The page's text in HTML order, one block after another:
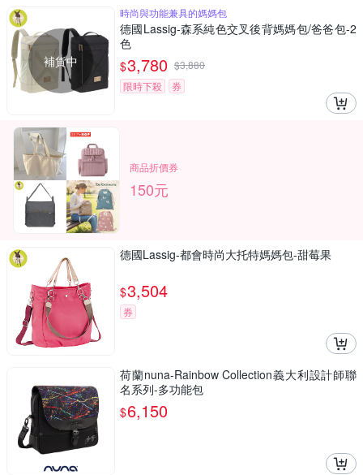
補貨中
時尚與功能兼具的媽媽包
德國Lassig-森系純色交叉後背媽媽包/爸爸包-2
色
$3,780 $3,880
限時下殺
券
商品折價券
150元
德國Lassig-都會時尚大托特媽媽包-甜莓果
$3,504
券
荷蘭nuna-Rainbow Collection義大利設計師聯
名系列-多功能包
$6,150